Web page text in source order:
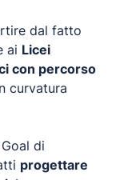
dal fatto
ai Licei
con percorso
curvatura
di
progettare